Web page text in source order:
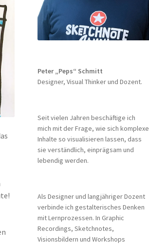
Peter „Peps“ Schmitt
Designer, Visual Thinker und Dozent.
Seit vielen Jahren beschäftige ich
mich mit der Frage, wie sich komplexe
Inhalte so visualisieren lassen, dass
sie verständlich, einprägsam und
lebendig werden.
Als Designer und langjähriger Dozent
verbinde ich gestalterisches Denken
mit Lernprozessen. In Graphic
Recordings, Sketchnotes,
Visionsbildern und Workshops